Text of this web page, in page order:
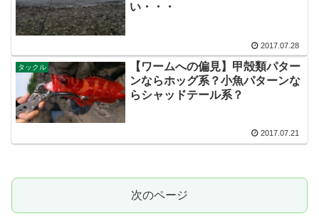
い・・・
2017.07.28
タックル
【ワームへの偏見】甲殻類パター
ンならホッグ系？小魚パターンな
らシャッドテール系？
2017.07.21
次のページ